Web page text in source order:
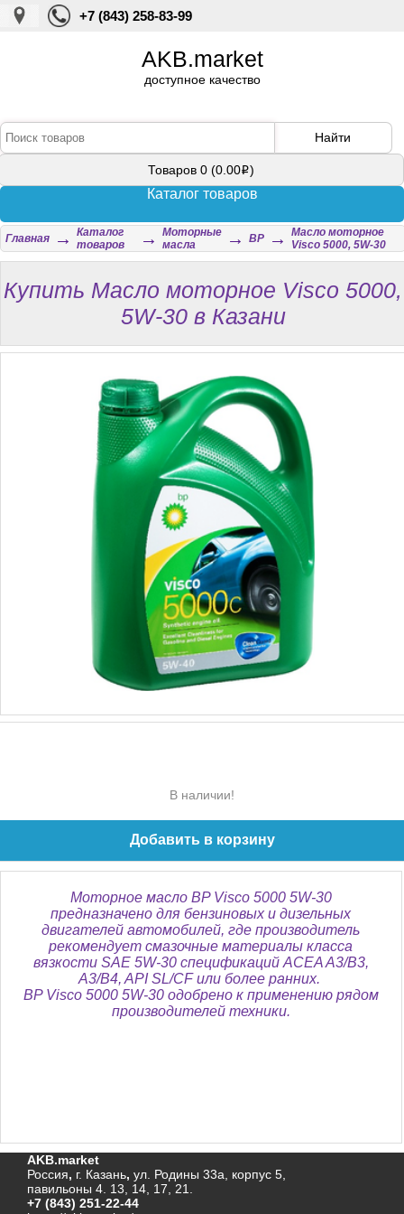
+7 (843) 258-83-99
AKB.market
доступное качество
Найти
Товаров 0 (0.00i)
Каталог товаров
Главная →
Каталог
товаров
→
Моторные
масла
→ BP →
Масло моторное
Visco 5000, 5W-30
Купить Масло моторное Visco 5000,
5W-30 в Казани
В наличии!
Добавить в корзину
Моторное масло BP Visco 5000 5W-30
предназначено для бензиновых и дизельных
двигателей автомобилей, где производитель
рекомендует смазочные материалы класса
вязкости SAE 5W-30 спецификаций ACEA A3/B3,
A3/B4, API SL/CF или более ранних.
BP Visco 5000 5W-30 одобрено к применению рядом
производителей техники.
AKB.market
Россия, г. Казань, ул. Родины 33а, корпус 5,
павильоны 4. 13, 14, 17, 21.
+7 (843) 251-22-44